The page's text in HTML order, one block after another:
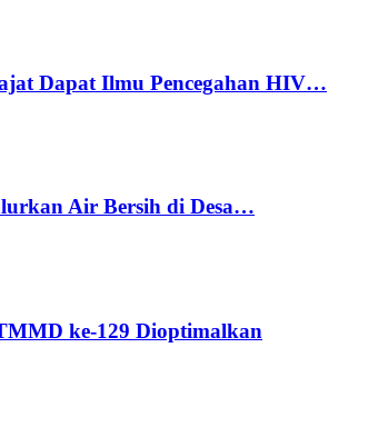
Dapat Ilmu Pencegahan HIV…
Air Bersih di Desa…
ke-129 Dioptimalkan